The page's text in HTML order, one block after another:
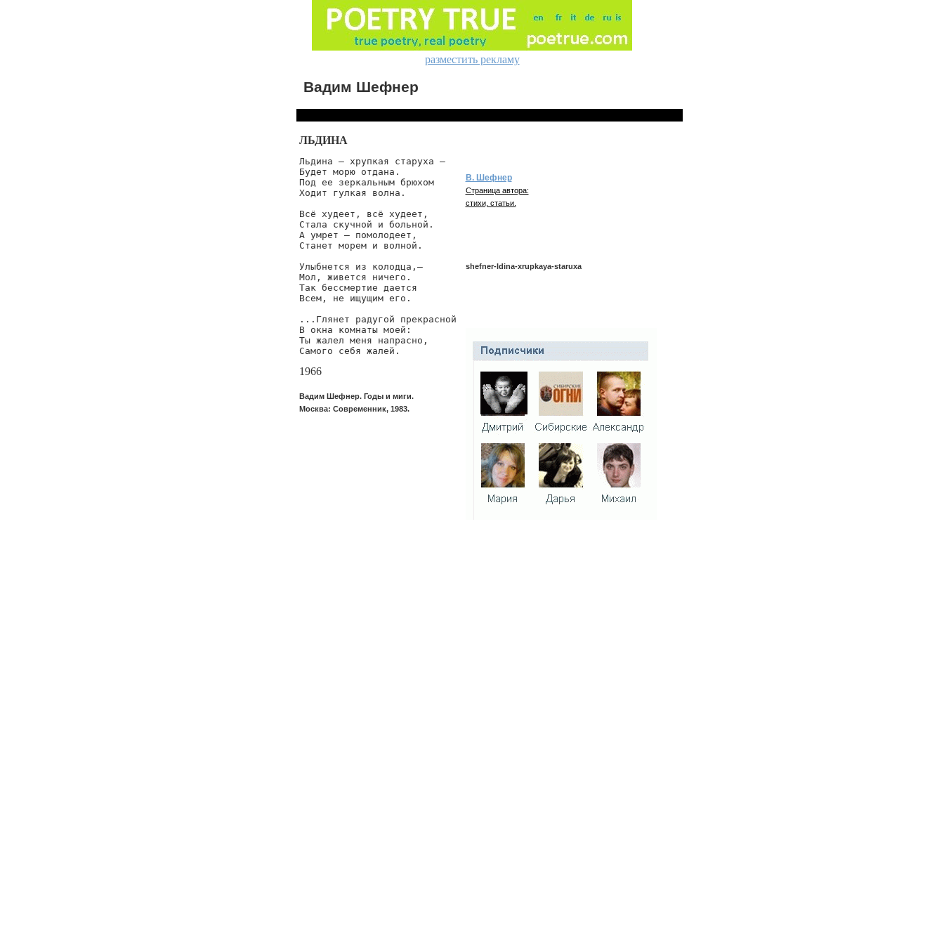
разместить рекламу
Вадим Шефнер
ЛЬДИНА
Льдина — хрупкая старуха —
Будет морю отдана.
Под ее зеркальным брюхом
Ходит гулкая волна.
Всё худеет, всё худеет,
Стала скучной и больной.
А умрет — помолодеет,
Станет морем и волной.
Улыбнется из колодца,—
Мол, живется ничего.
Так бессмертие дается
Всем, не ищущим его.
...Глянет радугой прекрасной
В окна комнаты моей:
Ты жалел меня напрасно,
Самого себя жалей.
1966
Вадим Шефнер. Годы и миги.
Москва: Современник, 1983.
В. Шефнер
Страница автора:
стихи, статьи.
shefner-ldina-xrupkaya-staruxa